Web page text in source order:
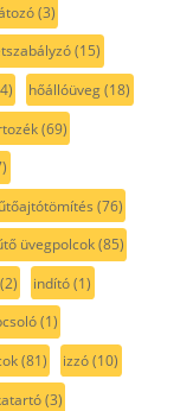
(3)
(15)
hőállóüveg(18)
(69)
(76)
üvegpolcok(85)
indító(1)
(1)
(81) izzó(10)
(3)